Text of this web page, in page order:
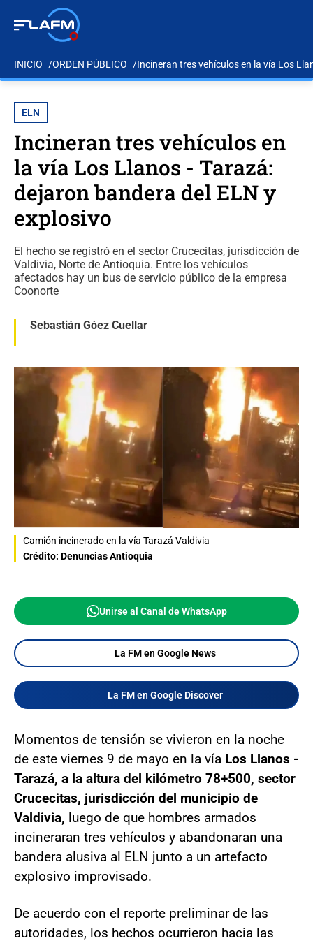
INICIO ORDEN PÚBLICO Incineran tres vehículos en la vía Los
ELN
Incineran tres vehículos en
la vía Los Llanos - Tarazá:
dejaron bandera del ELN y
explosivo
El hecho se registró en el sector Crucecitas, jurisdicción de
Valdivia, Norte de Antioquia. Entre los vehículos
afectados hay un bus de servicio público de la empresa
Coonorte
Sebastián Góez Cuellar
Camión incinerado en la vía Tarazá Valdivia
Crédito: Denuncias Antioquia
Unirse al Canal de WhatsApp
La FM en Google News
La FM en Google Discover
Momentos de tensión se vivieron en la noche
de este viernes 9 de mayo en la vía Los Llanos -
Tarazá, a la altura del kilómetro 78+500, sector
Crucecitas, jurisdicción del municipio de
Valdivia, luego de que hombres armados
incineraran tres vehículos y abandonaran una
bandera alusiva al ELN junto a un artefacto
explosivo improvisado.
De acuerdo con el reporte preliminar de las
autoridades, los hechos ocurrieron hacia las